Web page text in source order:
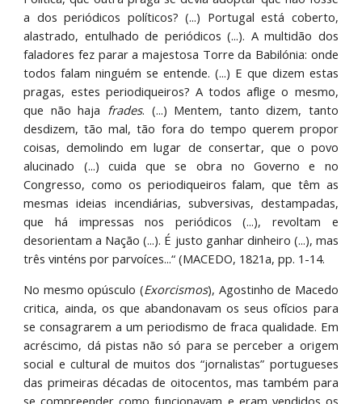
a dos periódicos políticos? (...) Portugal está coberto,
alastrado, entulhado de periódicos (...). A multidão dos
faladores fez parar a majestosa Torre da Babilónia: onde
todos falam ninguém se entende. (...) E que dizem estas
pragas, estes periodiqueiros? A todos aflige o mesmo,
que não haja frades. (...) Mentem, tanto dizem, tanto
desdizem, tão mal, tão fora do tempo querem propor
coisas, demolindo em lugar de consertar, que o povo
alucinado (...) cuida que se obra no Governo e no
Congresso, como os periodiqueiros falam, que têm as
mesmas ideias incendiárias, subversivas, destampadas,
que há impressas nos periódicos (...), revoltam e
desorientam a Nação (...). É justo ganhar dinheiro (...), mas
três vinténs por parvoíces...“ (MACEDO, 1821a, pp. 1-14.
No mesmo opúsculo (Exorcismos), Agostinho de Macedo
critica, ainda, os que abandonavam os seus ofícios para
se consagrarem a um periodismo de fraca qualidade. Em
acréscimo, dá pistas não só para se perceber a origem
social e cultural de muitos dos “jornalistas” portugueses
das primeiras décadas de oitocentos, mas também para
se compreender como funcionavam e eram vendidos os